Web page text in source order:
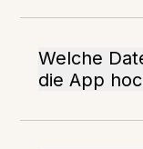
Welche
die App